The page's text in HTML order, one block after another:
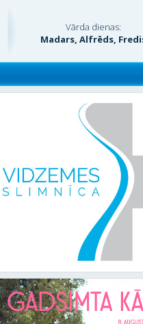
Vārda dienas:
Madars, Alfrēds,